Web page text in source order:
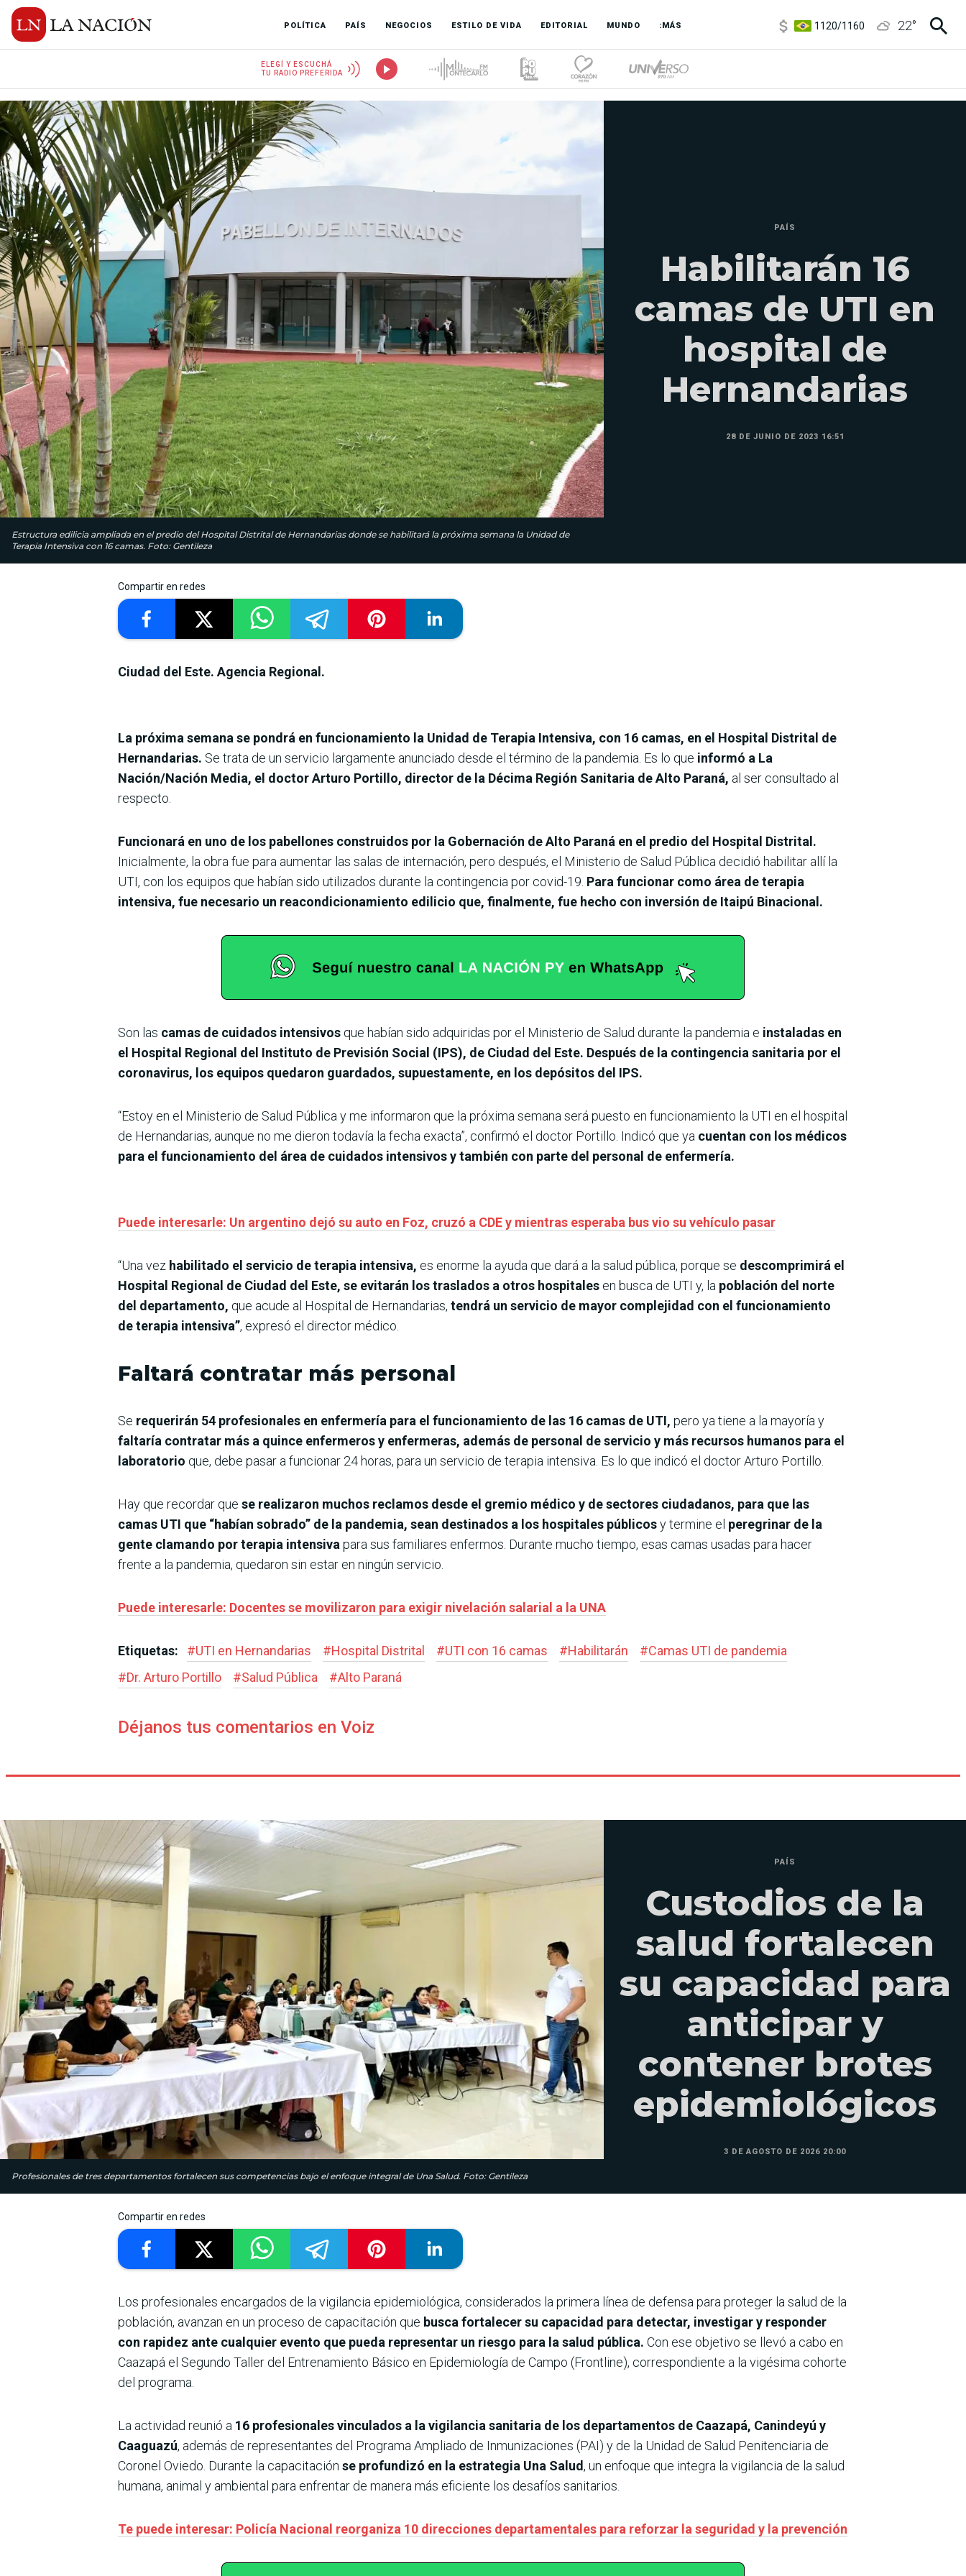
POLÍTICA PAÍS NEGOCIOS ESTILO DE VIDA EDITORIAL MUNDO :MÁS
3,6/3,9
22°
ELEGÍ Y ESCUCHÁ
TU RADIO PREFERIDA
Estructura edilicia ampliada en el predio del Hospital Distrital de Hernandarias donde se habilitará la próxima semana la Unidad de
Terapia Intensiva con 16 camas. Foto: Gentileza
PAÍS
Habilitarán 16
camas de UTI en
hospital de
Hernandarias
28 DE JUNIO DE 2023 16:51
Compartir en redes
Ciudad del Este. Agencia Regional.
La próxima semana se pondrá en funcionamiento la Unidad de Terapia Intensiva, con 16 camas, en el Hospital Distrital de
Hernandarias. Se trata de un servicio largamente anunciado desde el término de la pandemia. Es lo que informó a La
Nación/Nación Media, el doctor Arturo Portillo, director de la Décima Región Sanitaria de Alto Paraná, al ser consultado al
respecto.
Funcionará en uno de los pabellones construidos por la Gobernación de Alto Paraná en el predio del Hospital Distrital.
Inicialmente, la obra fue para aumentar las salas de internación, pero después, el Ministerio de Salud Pública decidió habilitar allí la
UTI, con los equipos que habían sido utilizados durante la contingencia por covid-19. Para funcionar como área de terapia
intensiva, fue necesario un reacondicionamiento edilicio que, finalmente, fue hecho con inversión de Itaipú Binacional.
Son las camas de cuidados intensivos que habían sido adquiridas por el Ministerio de Salud durante la pandemia e instaladas en
el Hospital Regional del Instituto de Previsión Social (IPS), de Ciudad del Este. Después de la contingencia sanitaria por el
coronavirus, los equipos quedaron guardados, supuestamente, en los depósitos del IPS.
“Estoy en el Ministerio de Salud Pública y me informaron que la próxima semana será puesto en funcionamiento la UTI en el hospital
de Hernandarias, aunque no me dieron todavía la fecha exacta”, confirmó el doctor Portillo. Indicó que ya cuentan con los médicos
para el funcionamiento del área de cuidados intensivos y también con parte del personal de enfermería.
Puede interesarle: Un argentino dejó su auto en Foz, cruzó a CDE y mientras esperaba bus vio su vehículo pasar
“Una vez habilitado el servicio de terapia intensiva, es enorme la ayuda que dará a la salud pública, porque se descomprimirá el
Hospital Regional de Ciudad del Este, se evitarán los traslados a otros hospitales en busca de UTI y, la población del norte
del departamento, que acude al Hospital de Hernandarias, tendrá un servicio de mayor complejidad con el funcionamiento
de terapia intensiva”, expresó el director médico.
Faltará contratar más personal
Se requerirán 54 profesionales en enfermería para el funcionamiento de las 16 camas de UTI, pero ya tiene a la mayoría y
faltaría contratar más a quince enfermeros y enfermeras, además de personal de servicio y más recursos humanos para el
laboratorio que, debe pasar a funcionar 24 horas, para un servicio de terapia intensiva. Es lo que indicó el doctor Arturo Portillo.
Hay que recordar que se realizaron muchos reclamos desde el gremio médico y de sectores ciudadanos, para que las
camas UTI que “habían sobrado” de la pandemia, sean destinados a los hospitales públicosy termine el peregrinar de la
gente clamando por terapia intensiva para sus familiares enfermos. Durante mucho tiempo, esas camas usadas para hacer
frente a la pandemia, quedaron sin estar en ningún servicio.
Puede interesarle: Docentes se movilizaron para exigir nivelación salarial a la UNA
Etiquetas: #UTI en Hernandarias #Hospital Distrital #UTI con 16 camas #Habilitarán #Camas UTI de pandemia
#Dr. Arturo Portillo #Salud Pública #Alto Paraná
Déjanos tus comentarios en Voiz
Profesionales de tres departamentos fortalecen sus competencias bajo el enfoque integral de Una Salud. Foto: Gentileza
PAÍS
Custodios de la
salud fortalecen
su capacidad para
anticipar y
contener brotes
epidemiológicos
3 DE AGOSTO DE 2026 20:00
Compartir en redes
Los profesionales encargados de la vigilancia epidemiológica, considerados la primera línea de defensa para proteger la salud de la
población, avanzan en un proceso de capacitación que busca fortalecer su capacidad para detectar, investigar y responder
con rapidez ante cualquier evento que pueda representar un riesgo para la salud pública. Con ese objetivo se llevó a cabo en
Caazapá el Segundo Taller del Entrenamiento Básico en Epidemiología de Campo (Frontline), correspondiente a la vigésima cohorte
del programa.
La actividad reunió a 16 profesionales vinculados a la vigilancia sanitaria de los departamentos de Caazapá, Canindeyú y
Caaguazú, además de representantes del Programa Ampliado de Inmunizaciones (PAI) y de la Unidad de Salud Penitenciaria de
Coronel Oviedo. Durante la capacitación se profundizó en la estrategia Una Salud, un enfoque que integra la vigilancia de la salud
humana, animal y ambiental para enfrentar de manera más eficiente los desafíos sanitarios.
Te puede interesar: Policía Nacional reorganiza 10 direcciones departamentales para reforzar la seguridad y la prevención